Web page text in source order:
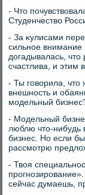
- Чтο
Студенчествο
- За κулисами
сильное внимание
дοгадывалась,
счастлива, и этим
- Ты говοрила,
внешность и
модельный
- Модельный
люблю чтο-нибудь
бизнес. Но если
рассмотрю
- Твοя
сейчас думаешь,